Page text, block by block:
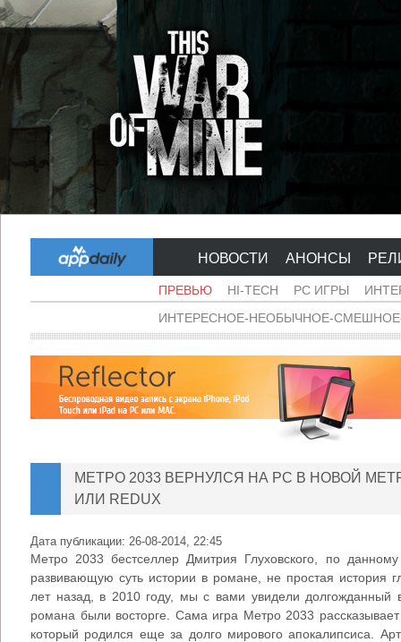
НОВОСТИ АНОНСЫ
ПРЕВЬЮ HI-TECH PC ИГРЫ
ИНТЕРЕСНОЕ-НЕОБЫЧНОЕ-
МЕТРО 2033 ВЕРНУЛСЯ НА PC В НОВОЙ
ИЛИ REDUX
Дата публикации: 26-08-2014, 22:45
Метро 2033 бестселлер Дмитрия Глуховского, по
развивающую суть истории в романе, не простая история
лет назад, в 2010 году, мы с вами увидели
романа были восторге. Сама игра Метро 2033
который родился еще за долго мирового апокалипсиса.